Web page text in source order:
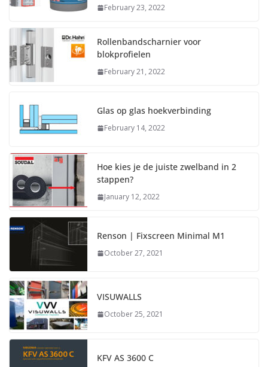
February 23, 2022
Rollenbandscharnier voor
blokprofielen
February 21, 2022
Glas op glas hoekverbinding
February 14, 2022
Hoe kies je de juiste zwelband in 2
stappen?
January 12, 2022
Renson | Fixscreen Minimal M1
October 27, 2021
VISUWALLS
October 25, 2021
KFV AS 3600 C